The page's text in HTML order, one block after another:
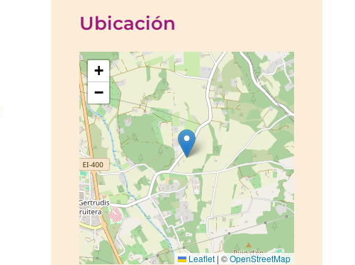
Ubicación
+
−
Leaflet | ©OpenStreetMap